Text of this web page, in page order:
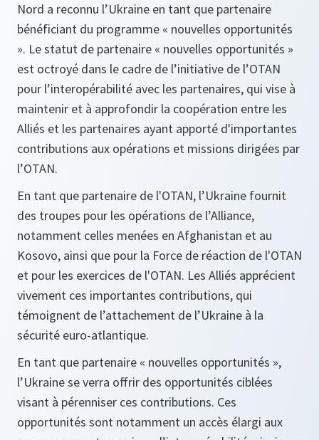
Nord a reconnu l’Ukraine en tant que partenaire
bénéficiant du programme « nouvelles opportunités
». Le statut de partenaire « nouvelles opportunités »
est octroyé dans le cadre de l’initiative de l’OTAN
pour l’interopérabilité avec les partenaires, qui vise à
maintenir et à approfondir la coopération entre les
Alliés et les partenaires ayant apporté d'importantes
contributions aux opérations et missions dirigées par
l’OTAN.
En tant que partenaire de l'OTAN, l’Ukraine fournit
des troupes pour les opérations de l’Alliance,
notamment celles menées en Afghanistan et au
Kosovo, ainsi que pour la Force de réaction de l'OTAN
et pour les exercices de l'OTAN. Les Alliés apprécient
vivement ces importantes contributions, qui
témoignent de l’attachement de l’Ukraine à la
sécurité euro-atlantique.
En tant que partenaire « nouvelles opportunités »,
l’Ukraine se verra offrir des opportunités ciblées
visant à pérenniser ces contributions. Ces
opportunités sont notamment un accès élargi aux